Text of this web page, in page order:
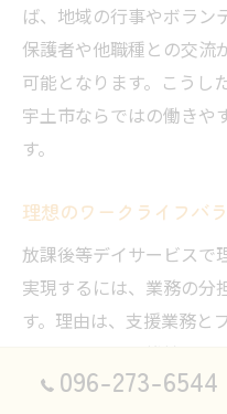
ば、地域の行事やボラン
保護者や他職種との交流
可能となります。こうし
宇土市ならではの働きや
す。
理想のワークライフバ
放課後等デイサービスで
実現するには、業務の分
す。理由は、支援業務と
モチベーション維持に
シフト制の導入や定期的
096-273-6544